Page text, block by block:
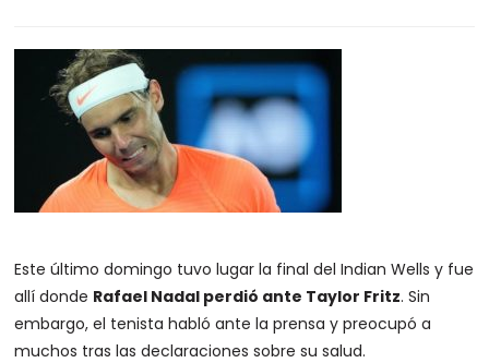
Este último domingo tuvo lugar la final del Indian Wells y fue
allí donde Rafael Nadal perdió ante Taylor Fritz. Sin
embargo, el tenista habló ante la prensa y preocupó a
muchos tras las declaraciones sobre su salud.